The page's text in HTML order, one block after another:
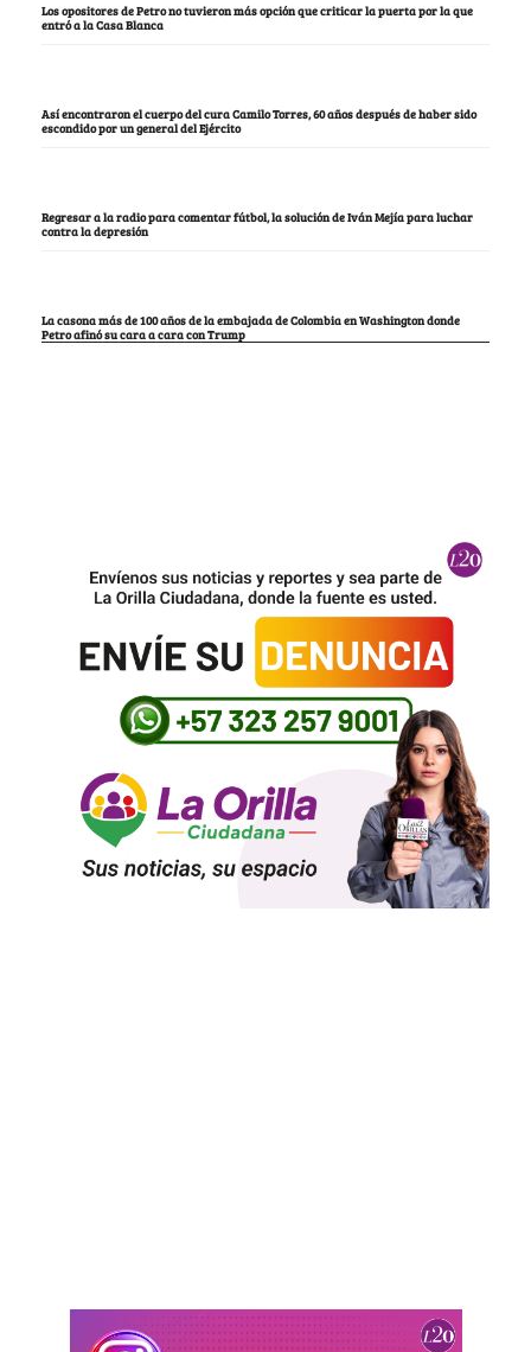
Los opositores de Petro no tuvieron más opción que criticar la puerta por la que
entró a la Casa Blanca
Así encontraron el cuerpo del cura Camilo Torres, 60 años después de haber sido
escondido por un general del Ejército
Regresar a la radio para comentar fútbol, la solución de Iván Mejía para luchar
contra la depresión
La casona más de 100 años de la embajada de Colombia en Washington donde
Petro afinó su cara a cara con Trump